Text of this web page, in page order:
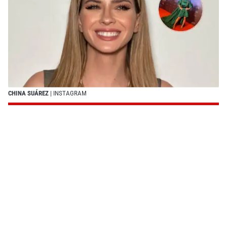
CHINA SUÁREZ | INSTAGRAM